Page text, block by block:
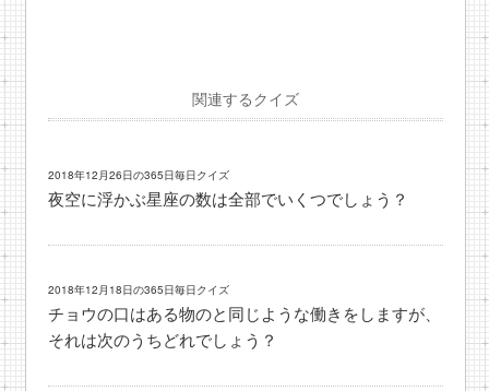
関連するクイズ
2018年12月26日の365日毎日クイズ
夜空に浮かぶ星座の数は全部でいくつでしょう？
2018年12月18日の365日毎日クイズ
チョウの口はある物のと同じような働きをしますが、
それは次のうちどれでしょう？